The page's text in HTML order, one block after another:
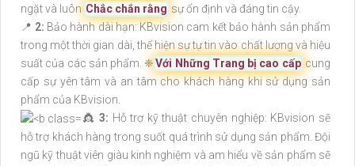
ngặt và luôn Chắc chắn rằng sự ổn định và đáng tin cậy.
📍 2: Bảo hành dài hạn: KBvision cam kết bảo hành sản phẩm
trong một thời gian dài, thể hiện sự tự tin vào chất lượng và hiệu
suất của các sản phẩm. ❈ Với Những Trang bị cao cấp cung
cấp sự yên tâm và an tâm cho khách hàng khi sử dụng sản
phẩm của KBvision.
👸 3: Hỗ trợ kỹ thuật chuyên nghiệp: KBvision sẽ
hỗ trợ khách hàng trong suốt quá trình sử dụng sản phẩm. Đội
ngũ kỹ thuật viên giàu kinh nghiệm và am hiểu về sản phẩm sẽ